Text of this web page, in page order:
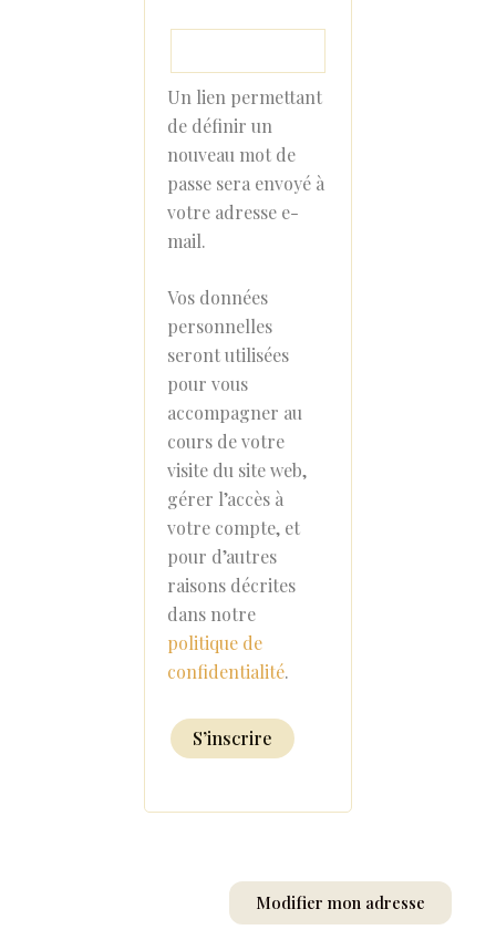
Un lien permettant
de définir un
nouveau mot de
passe sera envoyé à
votre adresse e-
mail.
Vos données
personnelles
seront utilisées
pour vous
accompagner au
cours de votre
visite du site web,
gérer l’accès à
votre compte, et
pour d’autres
raisons décrites
dans notre
politique de
confidentialité.
S’inscrire
Modifier mon adresse